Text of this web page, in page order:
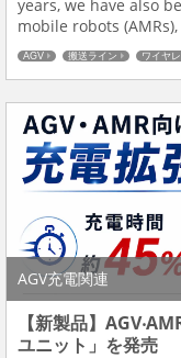
years, we have also
mobile robots
AGV 搬送ライン ワイヤ
AGV充電関連
【新製品】
ユニット」を発売